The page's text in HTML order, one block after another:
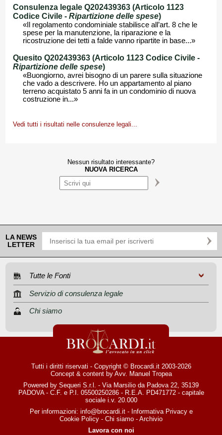
Consulenza legale Q202439363 (Articolo 1123
Codice Civile - Ripartizione delle spese)
«Il regolamento condominiale stabilisce all’art. 8 che le
spese per la manutenzione, la riparazione e la
ricostruzione dei tetti a falde vanno ripartite in base...»
Quesito Q202439363 (Articolo 1123 Codice Civile -
Ripartizione delle spese)
«Buongiorno, avrei bisogno di un parere sulla situazione
che vado a descrivere. Ho un appartamento al piano
terreno acquistato 5 anni fa in un condominio di nuova
costruzione in...»
Vedi tutti i risultati nelle consulenze legali...
Nessun risultato interessante?
NUOVA RICERCA
LA NEWS
LETTER
Tutte le Fonti
Servizio di consulenza legale
Chi siamo
Tutti i diritti riservati - Copyright © Brocardi.it 2003-2026
Concept & content by Avv. Manuel Tropea
Powered by Sequeri S.r.l. - Via Marsilio da Padova 22, 35139
PADOVA - C.F. e P.I. 05500250286 - R.E.A. PD471772 - capitale
sociale i.v. 20.000
Per informazioni: info@brocardi.it- Informativa Privacye
Cookie Policy - Chi siamo - Archivio
Lavora con noi